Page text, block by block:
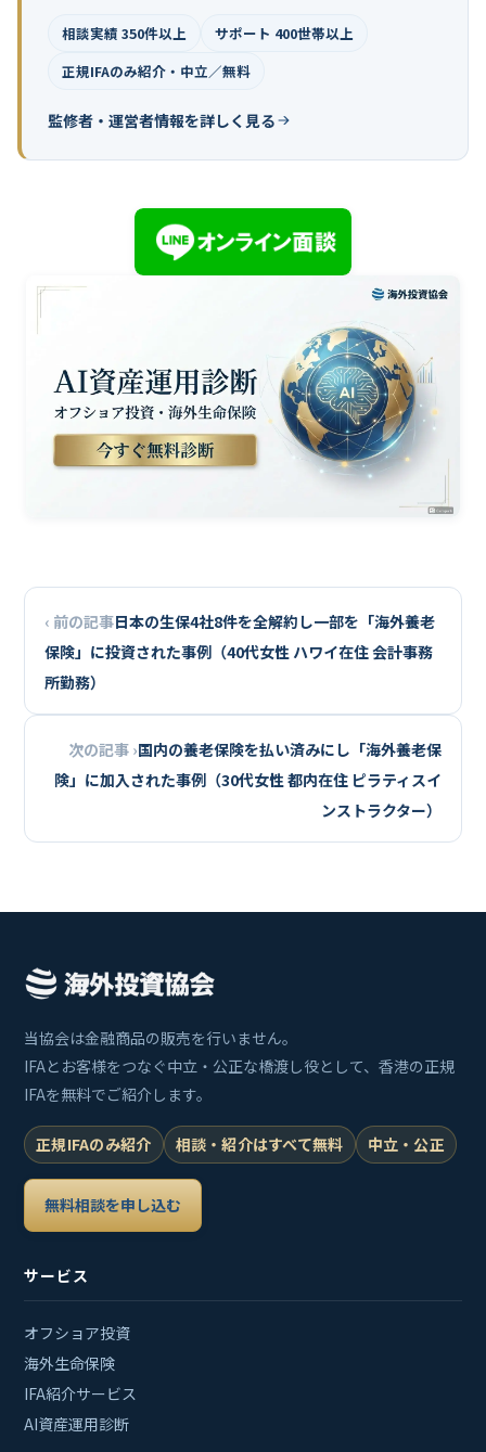
相談実績 350件以上
サポート 400世帯以上
正規IFAのみ紹介・中立／無料
監修者・運営者情報を詳しく見る
‹ 前の記事日本の生保4社8件を全解約し一部を「海外養老
保険」に投資された事例（40代女性 ハワイ在住 会計事務
所勤務）
次の記事 ›国内の養老保険を払い済みにし「海外養老保
険」に加入された事例（30代女性 都内在住 ピラティスイ
ンストラクター）
当協会は金融商品の販売を行いません。
IFAとお客様をつなぐ中立・公正な橋渡し役として、香港の正規
IFAを無料でご紹介します。
正規IFAのみ紹介 相談・紹介はすべて無料 中立・公正
無料相談を申し込む
サービス
オフショア投資
海外生命保険
IFA紹介サービス
AI資産運用診断